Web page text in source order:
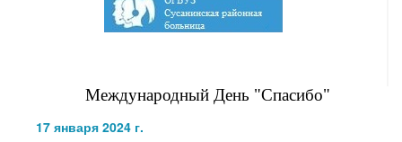
Международный День "Спасибо"
17 января 2024 г.